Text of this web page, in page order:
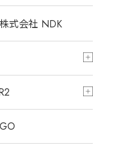
式会社 NDK